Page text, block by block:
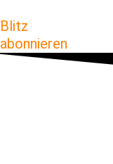
Blitz
abonnieren